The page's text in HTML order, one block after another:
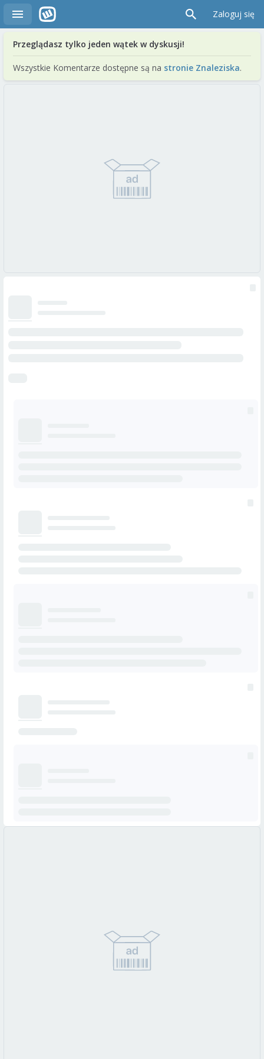
Zaloguj się
Przeglądasz tylko jeden wątek w dyskusji!
Wszystkie Komentarze dostępne są na stronie Znaleziska.